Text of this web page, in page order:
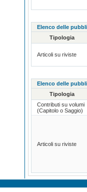
Elenco delle
Tipologia
Articoli su riviste
Elenco delle
Tipologia
Contributi su volumi
(Capitolo o Saggio)
Articoli su riviste